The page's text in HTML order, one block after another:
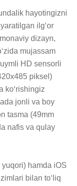
hayotingizni
ilg‘or
dizayn,
mujassam
HD sensorli
piksel)
ko‘rishingiz
jonli va boy
tasma (49mm
nafis va qulay
hamda iOS
bilan to‘liq